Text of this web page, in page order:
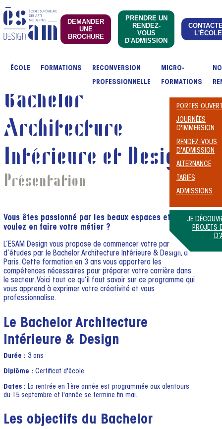
DEMANDER
UNE
BROCHURE
PRENDRE UN
RENDEZ-
VOUS
D'ADMISSION
L'ÉCOLE
ÉCOLE FORMATIONS
RECONVERSION
PROFESSIONNELLE
MICRO-
FORMATIONS
PORTES
JOURNÉES
D'IMMERSION
RENDEZ-VOUS
D'ADMISSION
ALTERNANCE
TARIFS
ADMISSIONS
JE
PROJETS
Bachelor
Architecture
Intérieure et Design
Présentation
Vous êtes passionné par les beaux espaces et vous
voulez en faire votre métier ?
L’ESAM Design vous propose de commencer votre parcours
d’études par le Bachelor Architecture Intérieure & Design, à
Paris. Cette formation en 3 ans vous apportera les
compétences nécessaires pour préparer votre carrière dans
le secteur. Voici tout ce qu’il faut savoir sur ce programme qui
vous apprend à exprimer votre créativité et vous
professionnalise.
Le Bachelor Architecture
Intérieure & Design
Durée : 3 ans
Diplôme : Certificat d'école
Dates : La rentrée en 1ère année est programmée aux alentours
du 15 septembre et l'année se termine fin mai.
Les objectifs du Bachelor